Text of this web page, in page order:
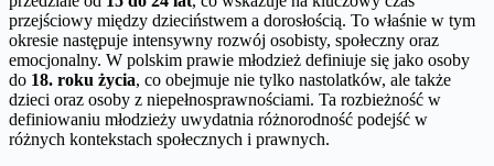
przejściowy między dzieciństwem a dorosłością. To właśnie w tym
okresie następuje intensywny rozwój osobisty, społeczny oraz
emocjonalny. W polskim prawie młodzież definiuje się jako osoby
do 18. roku życia, co obejmuje nie tylko nastolatków, ale także
dzieci oraz osoby z niepełnosprawnościami. Ta rozbieżność w
definiowaniu młodzieży uwydatnia różnorodność podejść w
różnych kontekstach społecznych i prawnych.